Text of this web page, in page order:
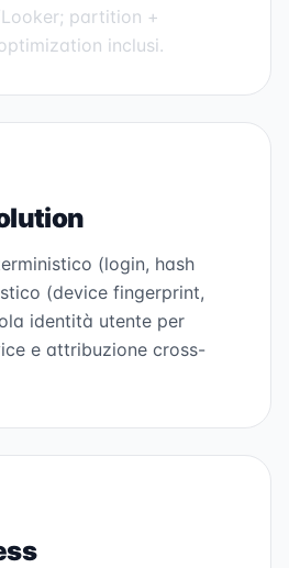
partition +
inclusi.
(login, hash
(device fingerprint,
identità utente per
e attribuzione cross-